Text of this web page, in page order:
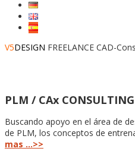
V5DESIGN FREELANCE CAD-
PLM / CAx CONSULTING
Buscando apoyo en el área de
de PLM, los conceptos de
mas …>>